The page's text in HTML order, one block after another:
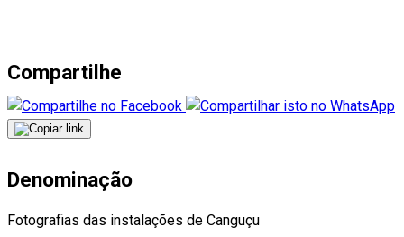
Compartilhe
Denominação
Fotografias das instalações de Canguçu